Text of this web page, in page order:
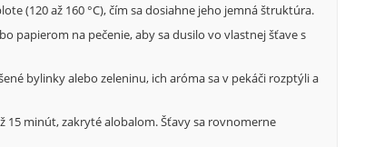
(120 až 160 °C), čím sa dosiahne jeho jemná štruktúra.
papierom na pečenie, aby sa dusilo vo vlastnej šťave s
bylinky alebo zeleninu, ich aróma sa v pekáči rozptýli a
15 minút, zakryté alobalom. Šťavy sa rovnomerne